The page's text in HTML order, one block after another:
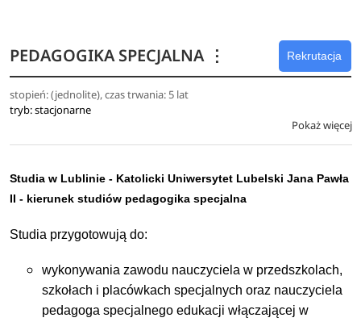
zarówno w systemie publicznym, jak i niepublicznym;
własnego rozwoju zawodowego i osobowego.
PEDAGOGIKA SPECJALNA ⋮ Rekrutacja
stopień: (jednolite), czas trwania: 5 lat
tryb: stacjonarne
Pokaż więcej
Studia w Lublinie - Katolicki Uniwersytet Lubelski Jana Pawła
II - kierunek studiów pedagogika specjalna
Studia przygotowują do:
wykonywania zawodu nauczyciela w przedszkolach,
szkołach i placówkach specjalnych oraz nauczyciela
pedagoga specjalnego edukacji włączającej w